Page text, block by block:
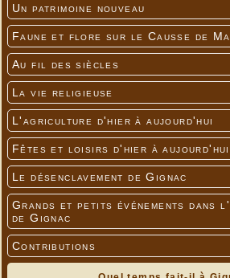
Un patrimoine nouveau
Faune et flore sur le Causse de
Au fil des siècles
La vie religieuse
L'agriculture d'hier à aujourd'hui
Fêtes et loisirs d'hier à aujourd'hui
Le désenclavement de Gignac
Grands et petits événements dans
de Gignac
Contributions